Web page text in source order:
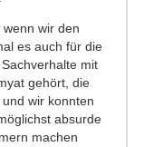
wir den
es auch für die
mit
gehört, die
wir konnten
absurde
machen